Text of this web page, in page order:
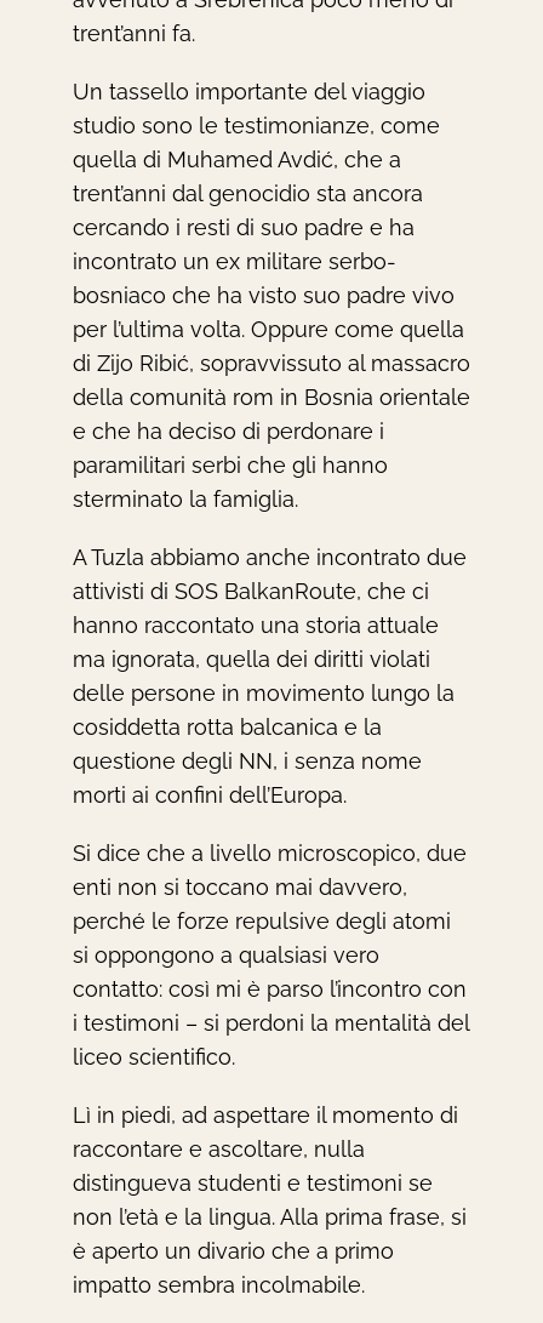
trent’anni fa.
Un tassello importante del viaggio
studio sono le testimonianze, come
quella di Muhamed Avdić, che a
trent’anni dal genocidio sta ancora
cercando i resti di suo padre e ha
incontrato un ex militare serbo-
bosniaco che ha visto suo padre vivo
per l’ultima volta. Oppure come quella
di Zijo Ribić, sopravvissuto al massacro
della comunità rom in Bosnia orientale
e che ha deciso di perdonare i
paramilitari serbi che gli hanno
sterminato la famiglia.
A Tuzla abbiamo anche incontrato due
attivisti di SOS BalkanRoute, che ci
hanno raccontato una storia attuale
ma ignorata, quella dei diritti violati
delle persone in movimento lungo la
cosiddetta rotta balcanica e la
questione degli NN, i senza nome
morti ai confini dell’Europa.
Si dice che a livello microscopico, due
enti non si toccano mai davvero,
perché le forze repulsive degli atomi
si oppongono a qualsiasi vero
contatto: così mi è parso l’incontro con
i testimoni – si perdoni la mentalità del
liceo scientifico.
Lì in piedi, ad aspettare il momento di
raccontare e ascoltare, nulla
distingueva studenti e testimoni se
non l’età e la lingua. Alla prima frase, si
è aperto un divario che a primo
impatto sembra incolmabile.